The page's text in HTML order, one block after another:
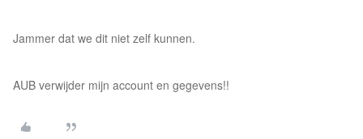
Jammer dat we dit niet zelf kunnen.
AUB verwijder mijn account en gegevens!!